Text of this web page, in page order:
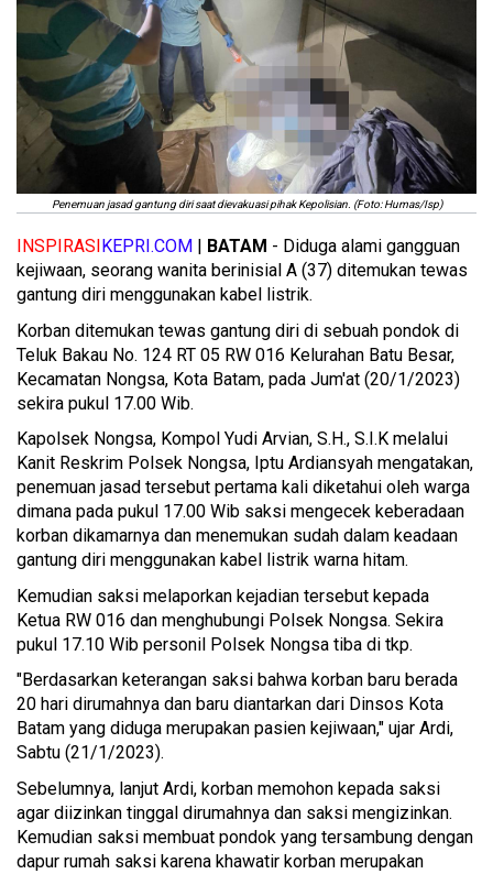
Penemuan jasad gantung diri saat dievakuasi pihak Kepolisian. (Foto: Humas/Isp)
INSPIRASI KEPRI.COM BATAM - Diduga alami gangguan
kejiwaan, seorang wanita berinisial A (37) ditemukan tewas
gantung diri menggunakan kabel listrik.
Korban ditemukan tewas gantung diri di sebuah pondok di
Teluk Bakau No. 124 RT 05 RW 016 Kelurahan Batu Besar,
Kecamatan Nongsa, Kota Batam, pada Jum'at (20/1/2023)
sekira pukul 17.00 Wib.
Kapolsek Nongsa, Kompol Yudi Arvian, S.H., S.I.K melalui
Kanit Reskrim Polsek Nongsa, Iptu Ardiansyah mengatakan,
penemuan jasad tersebut pertama kali diketahui oleh warga
dimana pada pukul 17.00 Wib saksi mengecek keberadaan
korban dikamarnya dan menemukan sudah dalam keadaan
gantung diri menggunakan kabel listrik warna hitam.
Kemudian saksi melaporkan kejadian tersebut kepada
Ketua RW 016 dan menghubungi Polsek Nongsa. Sekira
pukul 17.10 Wib personil Polsek Nongsa tiba di tkp.
"Berdasarkan keterangan saksi bahwa korban baru berada
20 hari dirumahnya dan baru diantarkan dari Dinsos Kota
Batam yang diduga merupakan pasien kejiwaan," ujar Ardi,
Sabtu (21/1/2023).
Sebelumnya, lanjut Ardi, korban memohon kepada saksi
agar diizinkan tinggal dirumahnya dan saksi mengizinkan.
Kemudian saksi membuat pondok yang tersambung dengan
dapur rumah saksi karena khawatir korban merupakan